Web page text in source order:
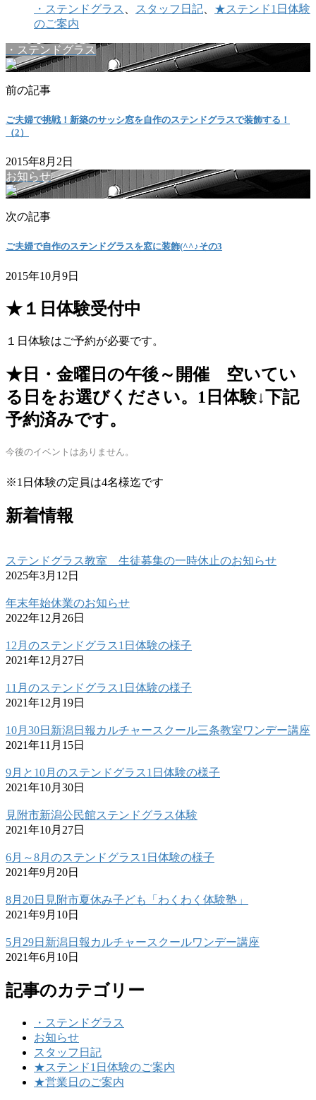
・ステンドグラス
スタッフ日記
★ステンド1日体験
のご案内
・ステンドグラス
前の記事
ご夫婦で挑戦！新築のサッシ窓を自作のステンドグラスで装飾する！
（2）
2015年8月2日
お知らせ
次の記事
ご夫婦で自作のステンドグラスを窓に装飾(^^♪その3
2015年10月9日
★１日体験受付中
１日体験はご予約が必要です。
★日・金曜日の午後～開催 空いてい
る日をお選びください。1日体験↓下記
予約済みです。
今後のイベントはありません。
※1日体験の定員は4名様迄です
新着情報
ステンドグラス教室 生徒募集の一時休止のお知らせ
2025年3月12日
年末年始休業のお知らせ
2022年12月26日
12月のステンドグラス1日体験の様子
2021年12月27日
11月のステンドグラス1日体験の様子
2021年12月19日
10月30日新潟日報カルチャースクール三条教室ワンデー講座
2021年11月15日
9月と10月のステンドグラス1日体験の様子
2021年10月30日
見附市新潟公民館ステンドグラス体験
2021年10月27日
6月～8月のステンドグラス1日体験の様子
2021年9月20日
8月20日見附市夏休み子ども「わくわく体験塾」
2021年9月10日
5月29日新潟日報カルチャースクールワンデー講座
2021年6月10日
記事のカテゴリー
・ステンドグラス
お知らせ
スタッフ日記
★ステンド1日体験のご案内
★営業日のご案内